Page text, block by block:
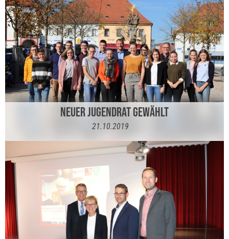
NEUER JUGENDRAT GEWÄHLT
21.10.2019